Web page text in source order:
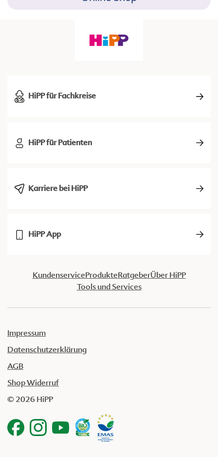
HiPP für Fachkreise
HiPP für Patienten
Karriere bei HiPP
HiPP App
KundenserviceProdukteRatgeberÜber HiPP
Tools und Services
Impressum
Datenschutzerklärung
AGB
Shop Widerruf
© 2026 HiPP